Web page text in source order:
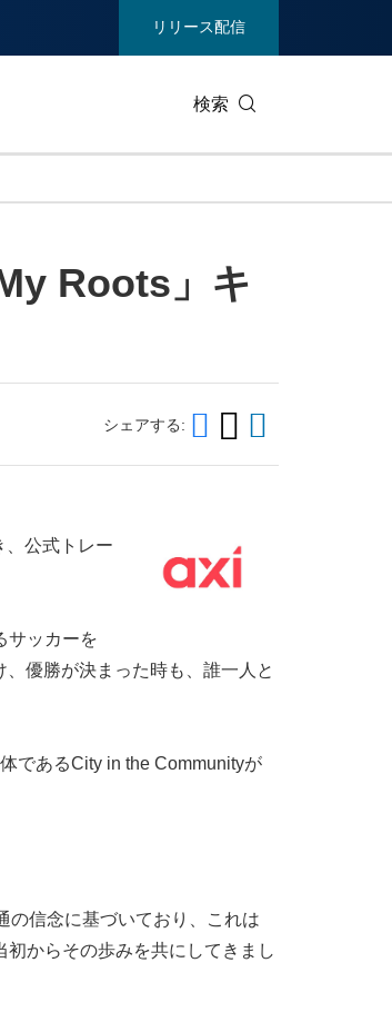
リリース配信
検索
エンターテイメント/メディア
Roots」キ
シェアする:
、公式トレー
サッカーを
優勝が決まった時も、誰一人と
であるCity in the Communityが
の信念に基づいており、これは
からその歩みを共にしてきまし